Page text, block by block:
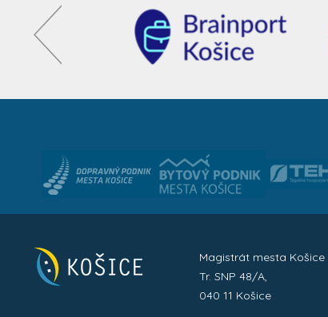
Magistrát mesta Košice
Tr. SNP 48/A,
040 11 Košice